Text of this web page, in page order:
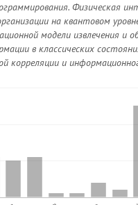
Физическая
на квантовом
модели извлечения и
в классических
корреляции и